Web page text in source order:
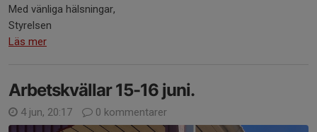
Med vänliga hälsningar,
Styrelsen
Läs mer
Arbetskvällar 15-16 juni.
4 jun, 20:17 0 kommentarer